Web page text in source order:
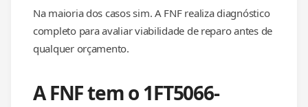
Na maioria dos casos sim. A FNF realiza diagnóstico
completo para avaliar viabilidade de reparo antes de
qualquer orçamento.
A FNF tem o 1FT5066-